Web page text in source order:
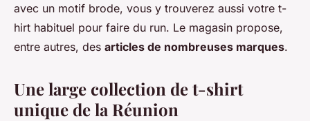
avec un motif brode, vous y trouverez aussi votre t-
hirt habituel pour faire du run. Le magasin propose,
entre autres, des articles de nombreuses marques.
Une large collection de t-shirt
unique de la Réunion